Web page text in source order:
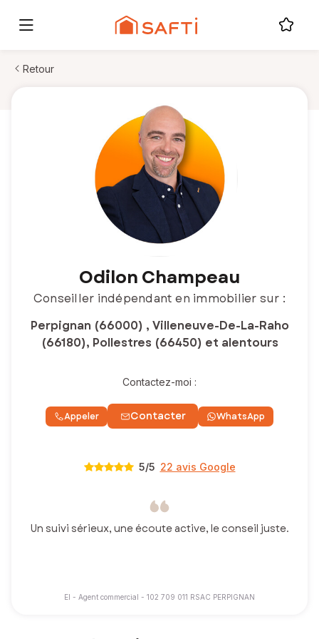
Retour
Odilon Champeau
Conseiller indépendant en immobilier sur :
Perpignan (66000) , Villeneuve-De-La-Raho
(66180), Pollestres (66450) et alentours
Contactez-moi :
Appeler Contacter WhatsApp
5/5 22 avis Google
Un suivi sérieux, une écoute active, le conseil juste.
EI - Agent commercial - 102 709 011 RSAC PERPIGNAN